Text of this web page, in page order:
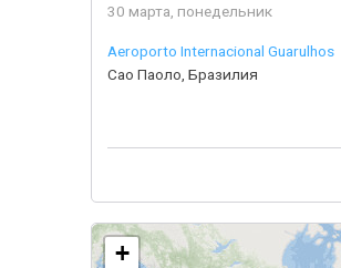
30 марта, понедельник
Aeroporto Internacional Guarulhos
Сао Паоло, Бразилия
+